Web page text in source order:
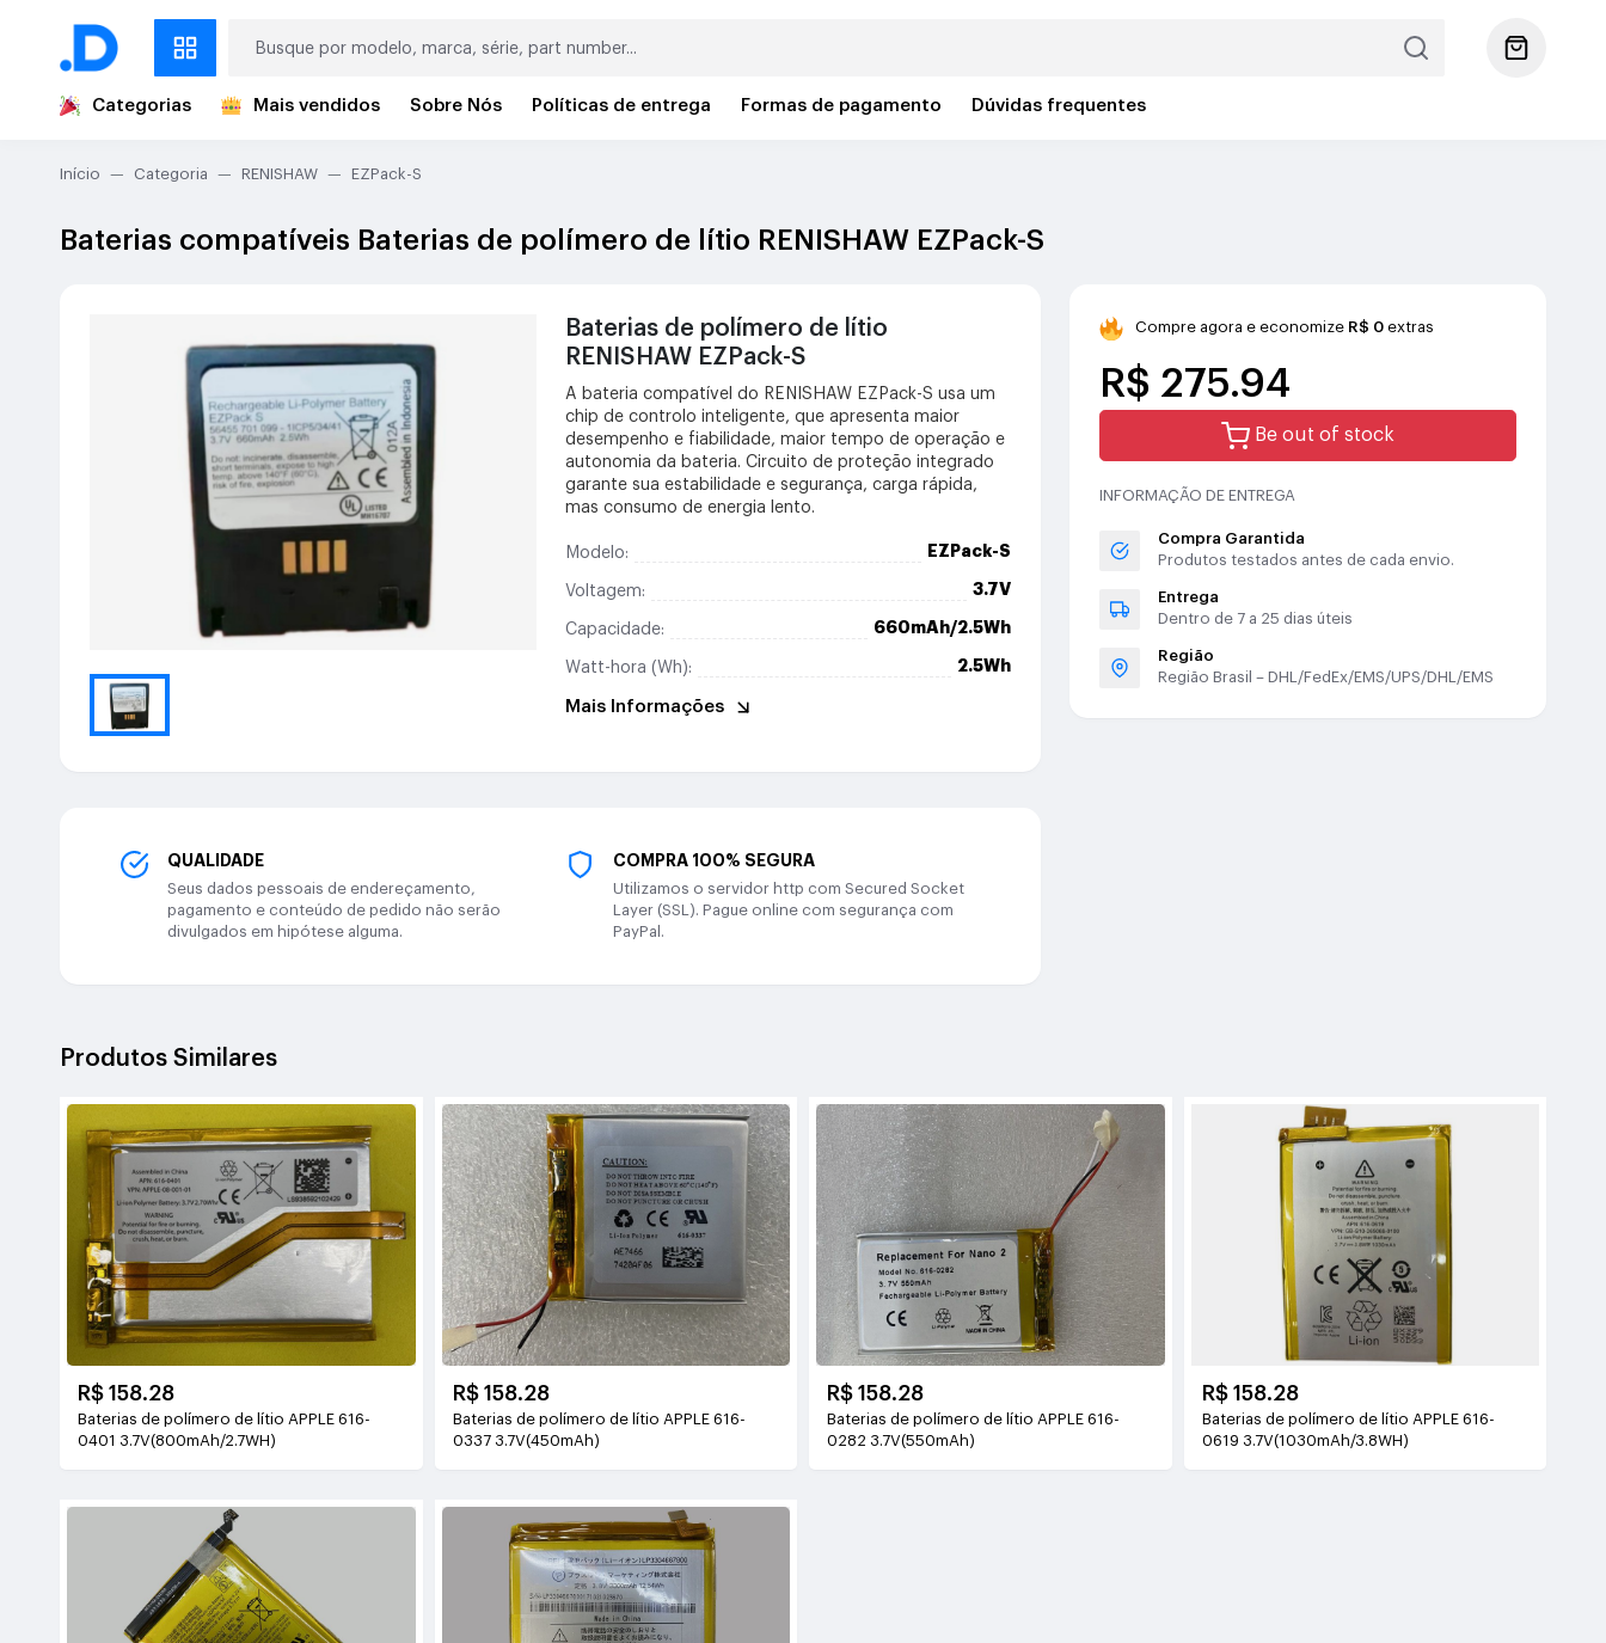
Categorias Mais vendidos Sobre Nós Políticas de entrega Formas de pagamento Dúvidas frequentes
Início Categoria RENISHAW EZPack-S
Baterias compatíveis Baterias de polímero de lítio RENISHAW EZPack-S
Baterias de polímero de lítio
RENISHAW EZPack-S
A bateria compatível do RENISHAW EZPack-S usa um
chip de controlo inteligente, que apresenta maior
desempenho e fiabilidade, maior tempo de operação e
autonomia da bateria. Circuito de proteção integrado
garante sua estabilidade e segurança, carga rápida,
mas consumo de energia lento.
Modelo: EZPack-S
Voltagem: 3.7V
Capacidade: 660mAh/2.5Wh
Watt-hora (Wh): 2.5Wh
Mais Informações
QUALIDADE
Seus dados pessoais de endereçamento,
pagamento e conteúdo de pedido não serão
divulgados em hipótese alguma.
COMPRA 100% SEGURA
Utilizamos o servidor http com Secured Socket
Layer (SSL). Pague online com segurança com
PayPal.
Compre agora e economize R$ 0extras
R$ 275.94
Be out of stock
INFORMAÇÃO DE ENTREGA
Compra Garantida
Produtos testados antes de cada envio.
Entrega
Dentro de 7 a 25 dias úteis
Região
Região Brasil – DHL/FedEx/EMS/UPS/DHL/EMS
Produtos Similares
R$ 158.28
Baterias de polímero de lítio APPLE 616-
0401 3.7V(800mAh/2.7WH)
R$ 158.28
Baterias de polímero de lítio APPLE 616-
0337 3.7V(450mAh)
R$ 158.28
Baterias de polímero de lítio APPLE 616-
0282 3.7V(550mAh)
R$ 158.28
Baterias de polímero de lítio APPLE 616-
0619 3.7V(1030mAh/3.8WH)